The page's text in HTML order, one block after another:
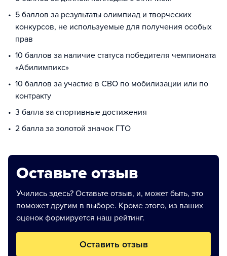
5 баллов за результаты олимпиад и творческих
конкурсов, не используемые для получения особых
прав
10 баллов за наличие статуса победителя чемпионата
«Абилимпикс»
10 баллов за участие в СВО по мобилизации или по
контракту
3 балла за спортивные достижения
2 балла за золотой значок ГТО
Оставьте отзыв
Учились здесь? Оставьте отзыв, и, может быть, это
поможет другим в выборе. Кроме этого, из ваших
оценок формируется наш рейтинг.
Оставить отзыв